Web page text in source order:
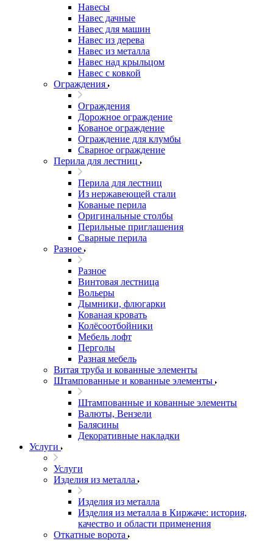
Навесы
Навес дачные
Навес для машин
Навес из дерева
Навес из металла
Навес над крыльцом
Навес с ковкой
Ограждения
Ограждения
Дорожное ограждение
Кованое ограждение
Ограждение для клумбы
Сварное ограждение
Перила для лестниц
Перила для лестниц
Из нержавеющей стали
Кованые перила
Оригинальные столбы
Перильные приглашения
Сварные перила
Разное
Разное
Винтовая лестница
Вольеры
Дымники, флюгарки
Кованая кровать
Колёсоотбойники
Мебель лофт
Перголы
Разная мебель
Витая труба и кованные элементы
Штампованные и кованные элементы
Штампованные и кованные элементы
Валюты, Вензели
Балясины
Декоративные накладки
Услуги
Услуги
Изделия из металла
Изделия из металла
Изделия из металла в Киржаче: история,
качество и области применения
Откатные ворота